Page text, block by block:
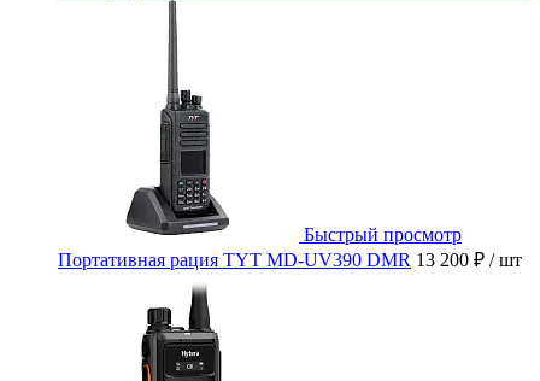
Быстрый просмотр
Портативная рация TYT MD-UV390 DMR 13 200 ₽ / шт